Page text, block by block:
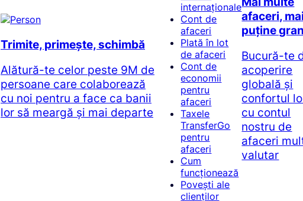
Trimite, primește, schimbă
Alătură-te celor peste 9M de
persoane care colaborează
cu noi pentru a face ca banii
lor să meargă și mai departe
internaționale
Cont de
afaceri
Plată în lot
de afaceri
Cont de
economii
pentru
afaceri
Taxele
TransferGo
pentru
afaceri
Cum
funcționează
Povești ale
clienților
afaceri,
puține
Bucură-te
acoperire
globală și
confortul
cu contul
nostru de
afaceri
valutar